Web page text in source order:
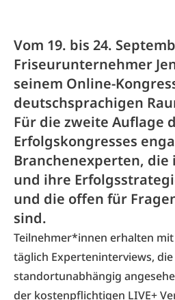
Vom 19. bis 24.
Friseurunternehmer
seinem Online-
deutschsprachigen
Für die zweite Auflage
Erfolgskongresses
Branchenexperten, die
und ihre
und die offen für
sind.
Teilnehmer*innen erhalten mit
täglich Experteninterviews,
standortunabhängig
der kostenpflichtigen LIVE+